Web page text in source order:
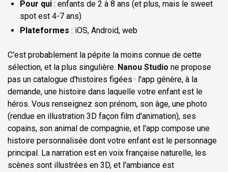
Pour qui : enfants de 2 à 8 ans (et plus, mais le sweet
spot est 4-7 ans)
Plateformes : iOS, Android, web
C'est probablement la pépite la moins connue de cette
sélection, et la plus singulière. Nanou Studio ne propose
pas un catalogue d'histoires figées · l'app génère, à la
demande, une histoire dans laquelle votre enfant est le
héros. Vous renseignez son prénom, son âge, une photo
(rendue en illustration 3D façon film d'animation), ses
copains, son animal de compagnie, et l'app compose une
histoire personnalisée dont votre enfant est le personnage
principal. La narration est en voix française naturelle, les
scènes sont illustrées en 3D, et l'ambiance est